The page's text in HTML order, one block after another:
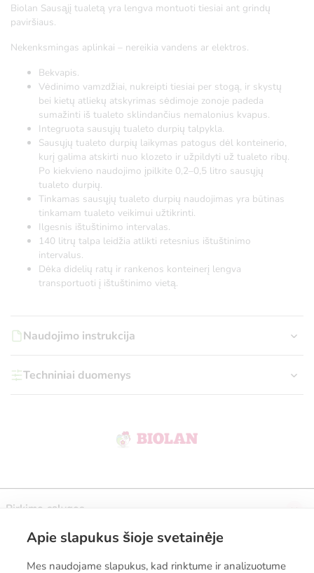
Biolan Sausąjį tualetą yra lengva montuoti tiesiai ant grindų
paviršiaus.
Nekenksmingas aplinkai – nereikia vandens ar elektros.
Bekvapis.
Vėdinimo vamzdžiai, nukreipti tiesiai per stogą, ir skystų
bei kietų atliekų atskyrimas sėdimoje zonoje padeda
sumažinti iš tualeto sklindančius nemalonius kvapus.
Integruota sausųjų tualeto durpių talpykla.
Sausųjų tualeto durpių laikymas patogus dėl konteinerio,
kurį galima atskirti nuo klozeto ir užpildyti už tualeto ribų.
Po kiekvieno naudojimo įpilkite 0,2–0,5 litro sausųjų
tualeto durpių.
Tinkamas sausųjų tualeto durpių naudojimas yra būtinas
tinkamam tualeto veikimui užtikrinti.
Ilgesnis ištuštinimo intervalas.
140 litrų talpa leidžia atlikti retesnius ištuštinimo
intervalus.
Dėka didelių ratų ir rankenos konteinerį lengva
transportuoti į ištuštinimo vietą.
Naudojimo instrukcija
Techniniai duomenys
Pirkimo sąlygos
Prenumeruokite naujienlaiškį
Apie slapukus šioje svetainėje
Mes naudojame slapukus, kad rinktume ir analizuotume